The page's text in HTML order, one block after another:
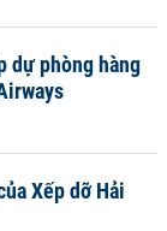
dự phòng hàng
Xếp dỡ Hải